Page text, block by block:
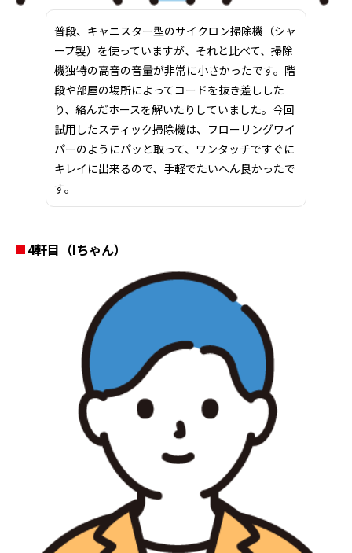
普段、キャニスター型のサイクロン掃除機（シャ
ープ製）を使っていますが、それと比べて、掃除
機独特の高音の音量が非常に小さかったです。階
段や部屋の場所によってコードを抜き差しした
り、絡んだホースを解いたりしていました。今回
試用したスティック掃除機は、フローリングワイ
パーのようにパッと取って、ワンタッチですぐに
キレイに出来るので、手軽でたいへん良かったで
す。
4軒目（Iちゃん）